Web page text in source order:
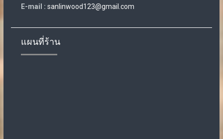
E-mail : sanlinwood123@gmail.com
แผนที่ร้าน